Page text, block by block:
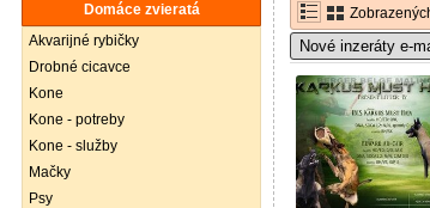
Domáce zvieratá
Akvarijné rybičky
Drobné cicavce
Kone
Kone - potreby
Kone - služby
Mačky
Psy
Nové inzeráty e-